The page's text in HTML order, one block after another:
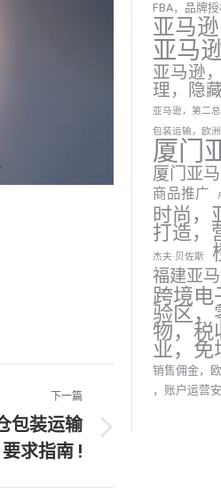
下一篇
包装运输
要求指南 !
FBA，品牌
亚马逊
亚马
亚马逊
理，隐
亚马逊，第二总
包装运输，欧
厦门
厦门亚
商品推广
时尚，
打造，
杰夫·贝佐斯
福建亚
跨境电
验区，
物，税
业，免
销售佣金，
，账户运营